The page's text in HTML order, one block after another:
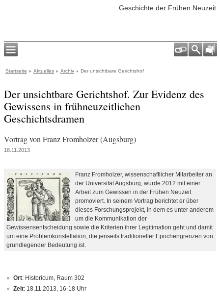
Geschichte der Frühen Neuzeit
Startseite Aktuelles Archiv Der unsichtbare Gerichtshof
Der unsichtbare Gerichtshof. Zur Evidenz des
Gewissens in frühneuzeitlichen
Geschichtsdramen
Vortrag von Franz Fromholzer (Augsburg)
18.11.2013
Franz Fromholzer, wissenschaftlicher Mitarbeiter an
der Universität Augsburg, wurde 2012 mit einer
Arbeit zum Gewissen in der Frühen Neuzeit
promoviert. In seinem Vortrag berichtet er über
dieses Forschungsprojekt, in dem es unter anderem
um die Kommunikation der
Gewissensentscheidung sowie die Kriterien ihrer Legitimation geht und damit
um eine Problemkonstellation, die jenseits traditioneller Epochengrenzen von
grundlegender Bedeutung ist.
Ort: Historicum, Raum 302
Zeit: 18.11.2013, 16-18 Uhr